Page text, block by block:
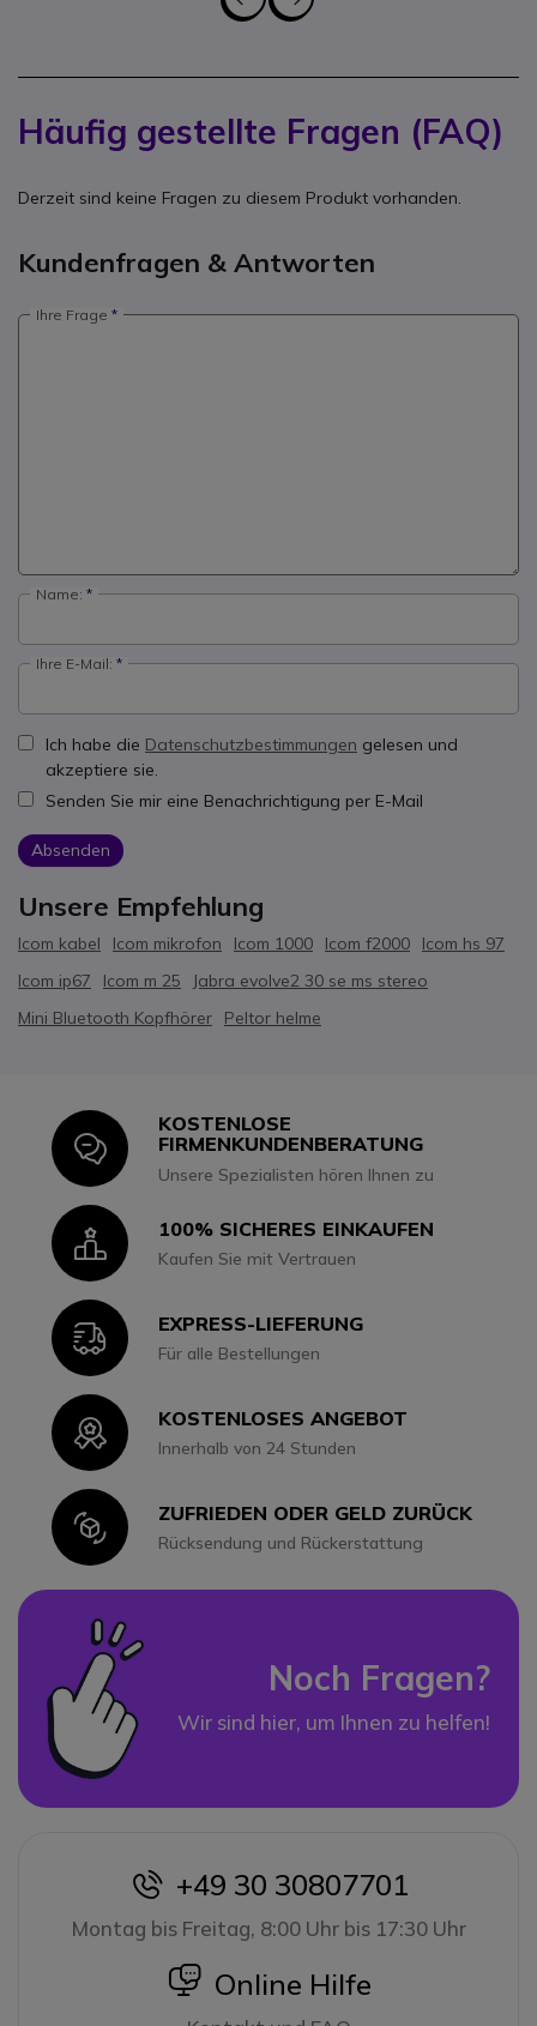
Häufig gestellte Fragen (FAQ)
Derzeit sind keine Fragen zu diesem Produkt vorhanden.
Kundenfragen & Antworten
Ihre Frage
Name:
Ihre E-Mail:
Ich habe die Datenschutzbestimmungen gelesen und
akzeptiere sie.
Senden Sie mir eine Benachrichtigung per E-Mail
Absenden
Unsere Empfehlung
Icom kabel Icom mikrofon Icom 1000 Icom f2000
Icom hs 97
Icom ip67
Icom m 25
Jabra evolve2 30 se ms stereo
Mini Bluetooth Kopfhörer
Peltor helme
Icon
KOSTENLOSE
FIRMENKUNDENBERATUNG
Unsere Spezialisten hören Ihnen zu
Icon100% SICHERES EINKAUFEN
Kaufen Sie mit Vertrauen
IconEXPRESS-LIEFERUNG
Für alle Bestellungen
IconKOSTENLOSES ANGEBOT
Innerhalb von 24 Stunden
IconZUFRIEDEN ODER GELD ZURÜCK
Rücksendung und Rückerstattung
Noch Fragen?
Wir sind hier, um Ihnen zu helfen!
icon
+49 30 30807701
Montag bis Freitag, 8:00 Uhr bis 17:30 Uhr
icon
Online Hilfe